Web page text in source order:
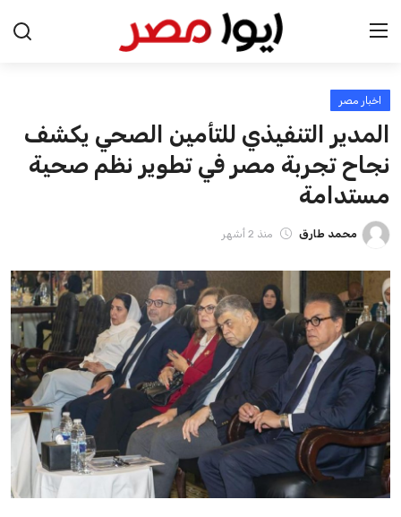
الرئيسية
اخبار مصر
عرب وعالم
اقتصاد
اخبار الرياضة
منوعات
فن وثقافة
علوم وتكنولوجيا
المرأة والجمال
اخبار مصر
المدير التنفيذي للتأمين الصحي يكشف
نجاح تجربة مصر في تطوير نظم صحية
مستدامة
محمد طارق منذ 2 أشهر